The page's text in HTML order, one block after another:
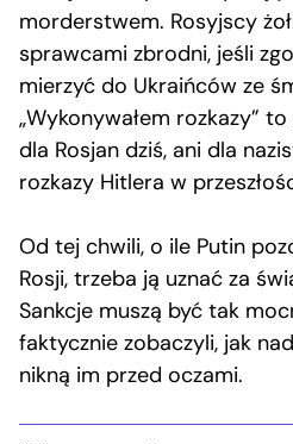
morderstwem. Rosyjscy
sprawcami zbrodni, jeśli
mierzyć do Ukraińców ze
„Wykonywałem rozkazy”
dla Rosjan dziś, ani dla
rozkazy Hitlera w
Od tej chwili, o ile Putin
Rosji, trzeba ją uznać za
Sankcje muszą być tak
faktycznie zobaczyli, jak
nikną im przed oczami.